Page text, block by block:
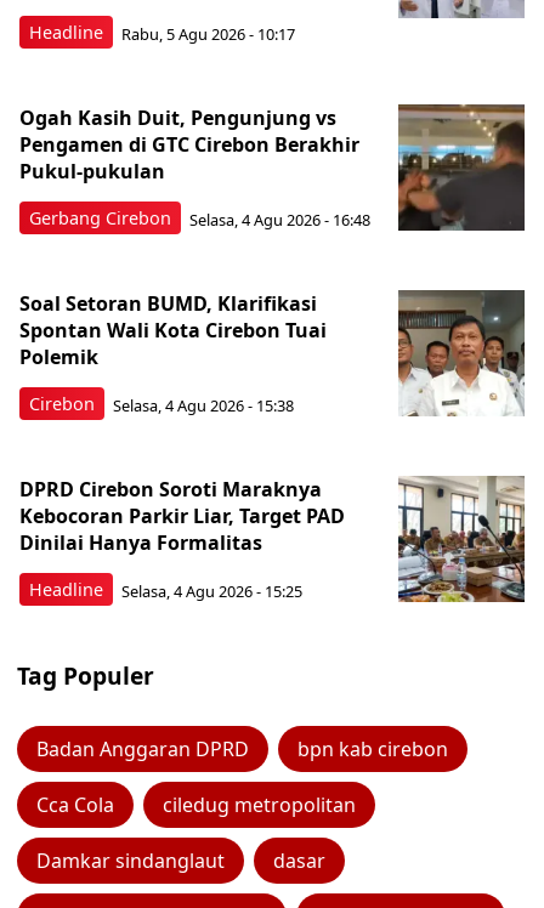
Headline Rabu, 5 Agu 2026 - 10:17
Gerbang Cirebon
Ogah Kasih Duit, Pengunjung vs
Pengamen di GTC Cirebon Berakhir
Pukul-pukulan
Selasa, 4 Agu 2026 - 16:48
Cirebon
Soal Setoran BUMD, Klarifikasi
Spontan Wali Kota Cirebon Tuai
Polemik
Selasa, 4 Agu 2026 - 15:38
Headline
DPRD Cirebon Soroti Maraknya
Kebocoran Parkir Liar, Target PAD
Dinilai Hanya Formalitas
Selasa, 4 Agu 2026 - 15:25
Tag Populer
Badan Anggaran DPRD bpn kab cirebon
Cca Cola ciledug metropolitan
Damkar sindanglaut dasar